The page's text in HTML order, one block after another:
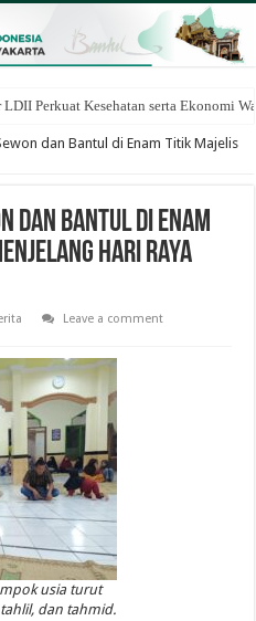
Perkuat Kesehatan serta Ekonomi
dan Bantul di Enam Titik Majelis
dan Bantul di Enam
Hari Raya
Leave a comment
usia turut
dan tahmid.